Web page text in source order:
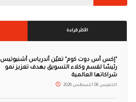
الأكثر قراءة
"إكس أس دوت كوم" تعيّن أندرياس أشنيوتيس
رئيسًا لقسم وكلاء التسويق بهدف تعزيز نمو
شراكاتها العالمية
الخميس 06 أغسطس 2026